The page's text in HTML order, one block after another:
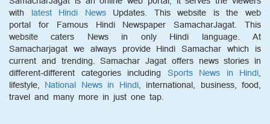
with latest Hindi NewsUpdates. This website is the web
portal for Famous Hindi Newspaper SamacharJagat. This
website caters News in only Hindi language. At
Samacharjagat we always provide Hindi Samachar which is
current and trending. Samachar Jagat offers news stories in
different-different categories including Sports News in Hindi,
lifestyle, National News in Hindi, international, business, food,
travel and many more in just one tap.